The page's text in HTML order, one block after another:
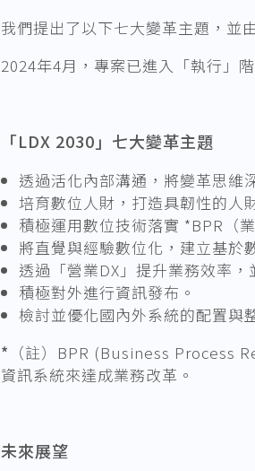
我們提出了以下七大變革主題，並
2024年4月，專案已進入「執行」
「LDX 2030」七大變革主題
透過活化內部溝通，將變革思維
培育數位人財，打造具韌性的人
積極運用數位技術落實 *BPR（
將直覺與經驗數位化，建立基於
透過「營業DX」提升業務效率
積極對外進行資訊發布。
檢討並優化國內外系統的配置與
* （註）BPR (Business Process
資訊系統來達成業務改革。
未來展望